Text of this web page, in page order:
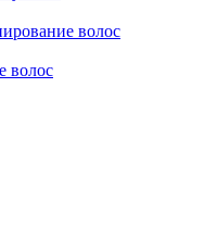
волос
волос